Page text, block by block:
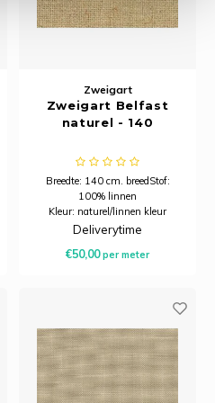
Zweigart
Zweigart Belfast
naturel - 140
Breedte: 140 cm. breedStof:
100% linnen
Kleur: naturel/linnen kleur
handwerkstof
centimeter
Deliverytime
€50,00per meter